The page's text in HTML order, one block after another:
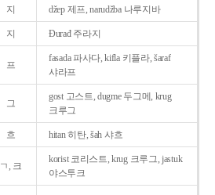
지 džep 제프, narudžba 나루지바
지 Ðurađ 주라지
프
fasada 파사다, kifla 키플라, šaraf
샤라프
그
gost 고스트, dugme 두그메, krug
크루그
흐 hitan 히탄, šah 샤흐
ㄱ, 크
korist 코리스트, krug 크루그, jastuk
야스투크